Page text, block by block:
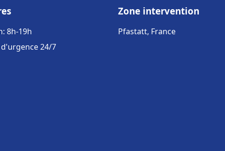
8h-19h
d'urgence 24/7
Zone intervention
Pfastatt, France